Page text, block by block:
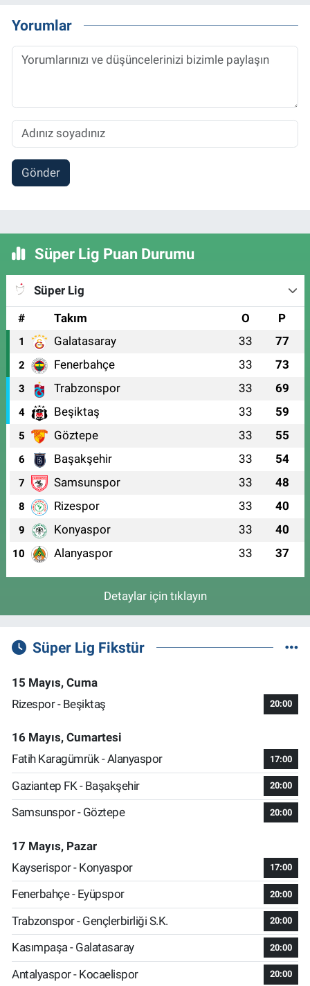
Yorumlar
Gönder
Süper Lig Puan Durumu
Süper Lig
#
Takım O P
1 Galatasaray 33 77
2 Fenerbahçe 33 73
3 Trabzonspor 33 69
4 Beşiktaş 33 59
5 Göztepe 33 55
6 Başakşehir 33 54
7 Samsunspor 33 48
8 Rizespor 33 40
9 Konyaspor 33 40
10 Alanyaspor 33 37
Detaylar için tıklayın
Süper Lig Fikstür
15 Mayıs, Cuma
Rizespor - Beşiktaş
20:00
16 Mayıs, Cumartesi
Fatih Karagümrük - Alanyaspor
17:00
Gaziantep FK - Başakşehir 20:00
Samsunspor - Göztepe 20:00
17 Mayıs, Pazar
Kayserispor - Konyaspor
17:00
Fenerbahçe - Eyüpspor 20:00
Trabzonspor - Gençlerbirliği S.K. 20:00
Kasımpaşa - Galatasaray 20:00
Antalyaspor - Kocaelispor 20:00